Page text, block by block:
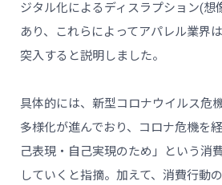
ジタル化によるディスラプション(想
あり、これらによってアパレル業界
突入すると説明しました。
具体的には、新型コロナウイルス危
多様化が進んでおり、コロナ危機を
己表現・自己実現のため」という消
していくと指摘。加えて、消費行動